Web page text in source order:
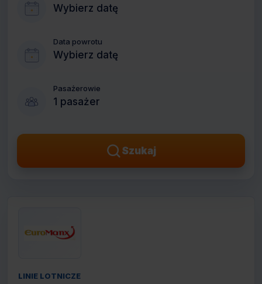
Wybierz datę
Data powrotu
Wybierz datę
Pasażerowie
1 pasażer
Szukaj
LINIE LOTNICZE